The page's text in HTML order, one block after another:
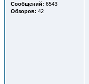
Сообщений: 6543
Обзоров: 42